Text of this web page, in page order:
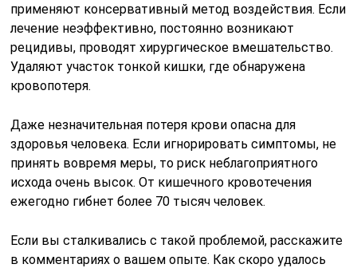
применяют консервативный метод воздействия. Если
лечение неэффективно, постоянно возникают
рецидивы, проводят хирургическое вмешательство.
Удаляют участок тонкой кишки, где обнаружена
кровопотеря.
Даже незначительная потеря крови опасна для
здоровья человека. Если игнорировать симптомы, не
принять вовремя меры, то риск неблагоприятного
исхода очень высок. От кишечного кровотечения
ежегодно гибнет более 70 тысяч человек.
Если вы сталкивались с такой проблемой, расскажите
в комментариях о вашем опыте. Как скоро удалось